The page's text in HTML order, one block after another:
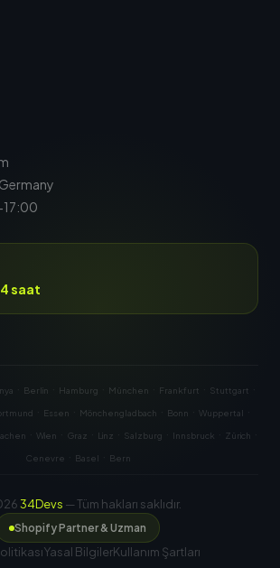
saat
Berlin Hamburg München Frankfurt Stuttgart
Essen Mönchengladbach Bonn Wuppertal
Wien Graz Linz Salzburg Innsbruck Zürich
Cenevre Basel Bern
34Devs — Tüm hakları saklıdır.
Shopify Partner & Uzman
Yasal BilgilerKullanım Şartları